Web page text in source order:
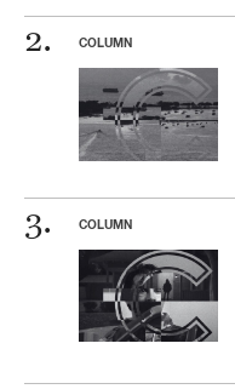
COLUMN
COLUMN